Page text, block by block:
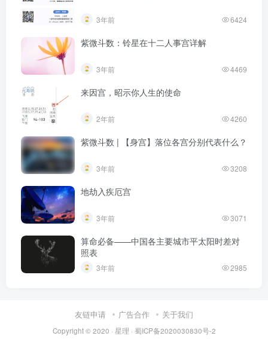
3年前 6424
紫微斗数：铃星在十二人事宫详解
3年前 4469
来因宫，昭示你人生的使命
2年前 4260
紫微斗数 | 【身宫】落位各宫分别代表什么？
3年前 3208
地劫入疾厄宫
3年前 3071
算命必备——中国各主要城市平太阳时差对
照表
3年前 2985
友链申请 广告合作 关于我们
Copyright © 2020 · 星理 · 蜀ICP备2020030830号-2